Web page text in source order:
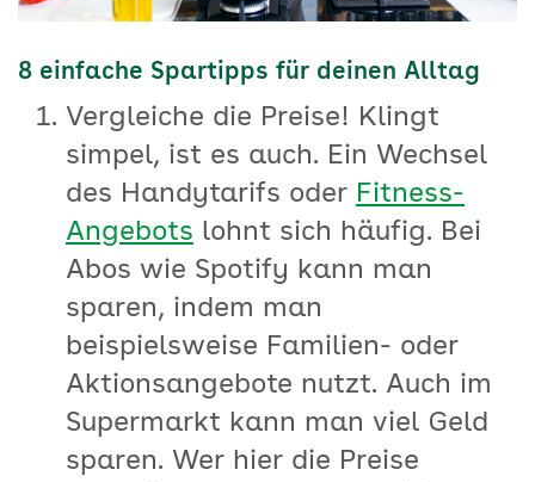
8 einfache Spartipps für deinen Alltag
Vergleiche die Preise! Klingt
simpel, ist es auch. Ein Wechsel
des Handytarifs oder Fitness-
Angebots lohnt sich häufig. Bei
Abos wie Spotify kann man
sparen, indem man
beispielsweise Familien- oder
Aktionsangebote nutzt. Auch im
Supermarkt kann man viel Geld
sparen. Wer hier die Preise